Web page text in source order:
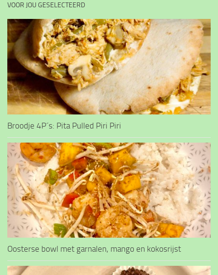
VOOR JOU GESELECTEERD
Broodje 4P´s: Pita Pulled Piri Piri
Oosterse bowl met garnalen, mango en kokosrijst